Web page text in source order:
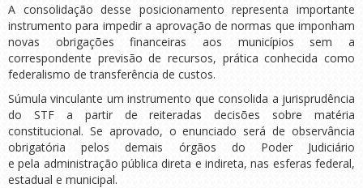
A consolidação desse posicionamento representa importante
instrumento para impedir a aprovação de normas que imponham
novas obrigações financeiras aos municípios sem a
correspondente previsão de recursos, prática conhecida como
federalismo de transferência de custos.
Súmula vinculante um instrumento que consolida a jurisprudência
do STF a partir de reiteradas decisões sobre matéria
constitucional. Se aprovado, o enunciado será de observância
obrigatória pelos demais órgãos do Poder Judiciário
e pela administração pública direta e indireta, nas esferas federal,
estadual e municipal.